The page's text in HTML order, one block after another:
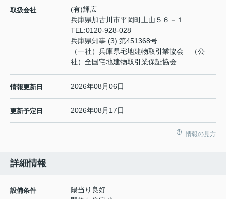
取扱会社
(有)輝広
兵庫県加古川市平岡町土山５６－１
TEL:0120-928-028
兵庫県知事 (3) 第451368号
（一社）兵庫県宅地建物取引業協会 （公
社）全国宅地建物取引業保証協会
情報更新日 2026年08月06日
更新予定日 2026年08月17日
情報の見方
詳細情報
設備条件
陽当り良好